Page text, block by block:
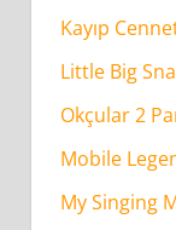
Kayıp
Little Big
Okçular 2
Mobile
My Singing